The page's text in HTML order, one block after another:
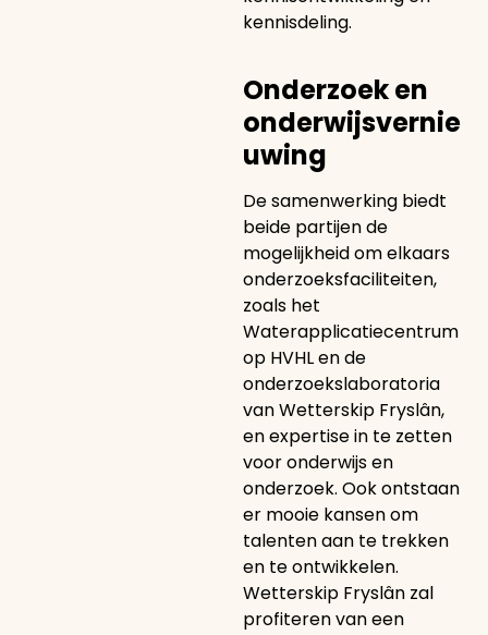
kennisdeling.
Onderzoek en
onderwijsvernie
uwing
De samenwerking biedt
beide partijen de
mogelijkheid om elkaars
onderzoeksfaciliteiten,
zoals het
Waterapplicatiecentrum
op HVHL en de
onderzoekslaboratoria
van Wetterskip Fryslân,
en expertise in te zetten
voor onderwijs en
onderzoek. Ook ontstaan
er mooie kansen om
talenten aan te trekken
en te ontwikkelen.
Wetterskip Fryslân zal
profiteren van een